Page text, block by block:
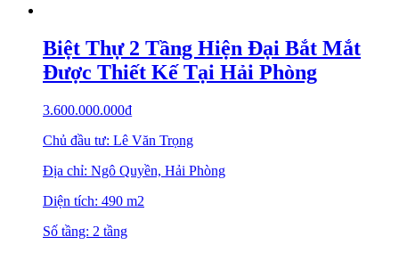
Biệt Thự 2 Tầng Hiện Đại Bắt Mắt
Được Thiết Kế Tại Hải Phòng
3.600.000.000₫
Chủ đầu tư: Lê Văn Trọng
Địa chỉ: Ngô Quyền, Hải Phòng
Diện tích: 490 m2
Số tầng: 2 tầng